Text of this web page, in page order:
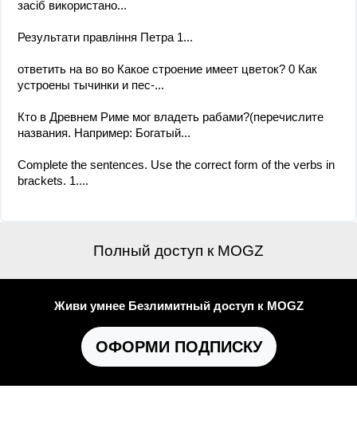
засіб використано...
Результати правління Петра 1​...
ответить на во во Какое строение имеет цветок? 0 Как
устроены тычинки и пес-...
Кто в Древнем Риме мог владеть рабами?(перечислите
названия. Например: Богатый...
Complete the sentences. Use the correct form of the verbs in
brackets. 1....
Полный доступ к MOGZ
Живи умнее Безлимитный доступ к MOGZ
ОФОРМИ ПОДПИСКУ